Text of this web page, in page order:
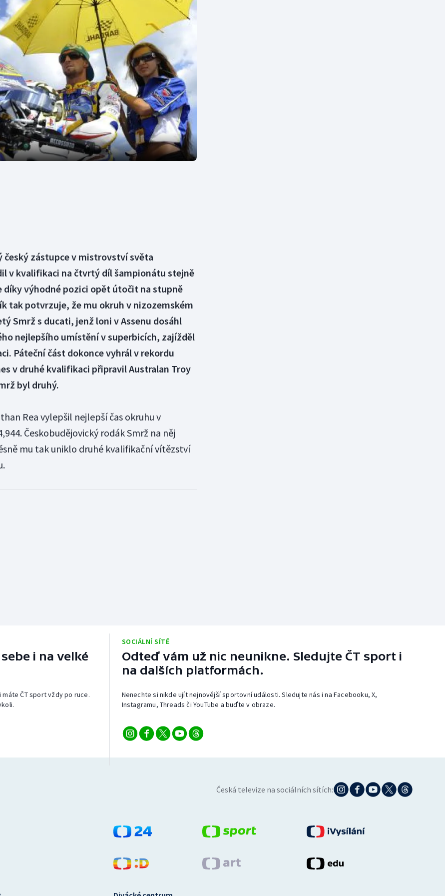
Moderní pětiboj
Motorsport
Olympijské hry
Parasport
Plavání
Plážový volejbal
Triatlon
Veslování
Vodní slalom
Volejbal
Ostatní
český zástupce v mistrovství světa
v kvalifikaci na čtvrtý díl šampionátu stejně
díky výhodné pozici opět útočit na stupně
tak potvrzuje, že mu okruh v nizozemském
Smrž s ducati, jenž loni v Assenu dosáhl
nejlepšího umístění v superbicích, zajížděl
Páteční část dokonce vyhrál v rekordu
v druhé kvalifikaci připravil Australan Troy
byl druhý.
Rea vylepšil nejlepší čas okruhu v
Českobudějovický rodák Smrž na něj
mu tak uniklo druhé kvalifikační vítězství
i na velké
máte ČT sport vždy po ruce.
SOCIÁLNÍ SÍTĚ
Odteď vám už nic neunikne. Sledujte ČT sport i
na dalších platformách.
Nenechte si nikde ujít nejnovější sportovní události. Sledujte nás i na Facebooku, X,
Instagramu, Threads či YouTube a buďte v obraze.
Česká televize na sociálních sítích: